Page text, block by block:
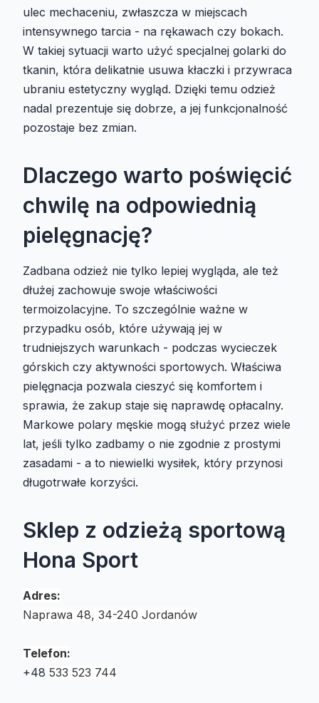
ulec mechaceniu, zwłaszcza w miejscach
intensywnego tarcia - na rękawach czy bokach.
W takiej sytuacji warto użyć specjalnej golarki do
tkanin, która delikatnie usuwa kłaczki i przywraca
ubraniu estetyczny wygląd. Dzięki temu odzież
nadal prezentuje się dobrze, a jej funkcjonalność
pozostaje bez zmian.
Dlaczego warto poświęcić
chwilę na odpowiednią
pielęgnację?
Zadbana odzież nie tylko lepiej wygląda, ale też
dłużej zachowuje swoje właściwości
termoizolacyjne. To szczególnie ważne w
przypadku osób, które używają jej w
trudniejszych warunkach - podczas wycieczek
górskich czy aktywności sportowych. Właściwa
pielęgnacja pozwala cieszyć się komfortem i
sprawia, że zakup staje się naprawdę opłacalny.
Markowe polary męskie mogą służyć przez wiele
lat, jeśli tylko zadbamy o nie zgodnie z prostymi
zasadami - a to niewielki wysiłek, który przynosi
długotrwałe korzyści.
Sklep z odzieżą sportową
Hona Sport
Adres:
Naprawa 48, 34-240 Jordanów
Telefon:
+48 533 523 744